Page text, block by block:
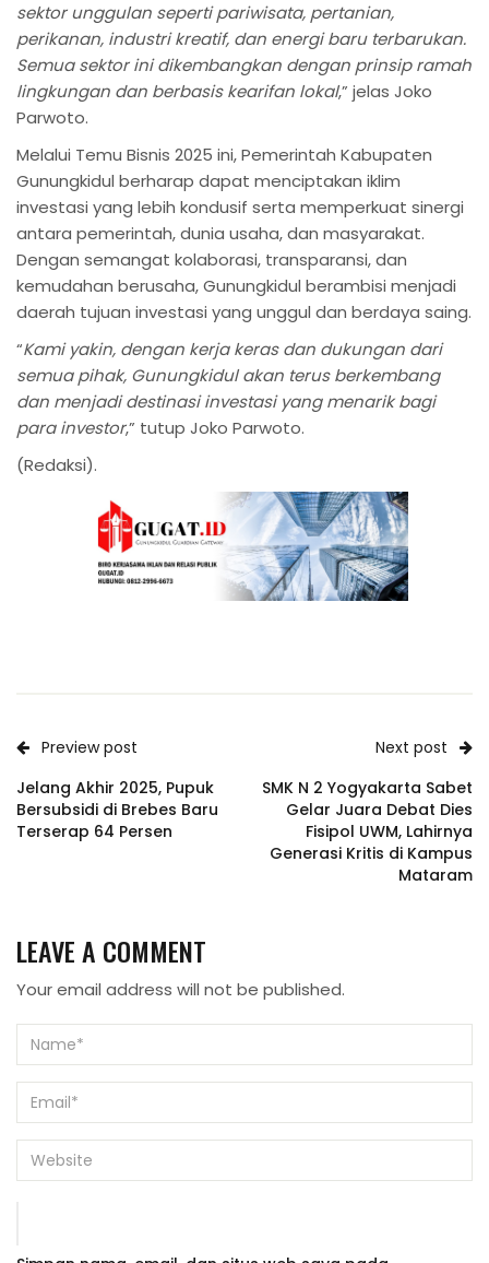
sektor unggulan seperti pariwisata, pertanian,
perikanan, industri kreatif, dan energi baru terbarukan.
Semua sektor ini dikembangkan dengan prinsip ramah
lingkungan dan berbasis kearifan lokal,” jelas Joko
Parwoto.
Melalui Temu Bisnis 2025 ini, Pemerintah Kabupaten
Gunungkidul berharap dapat menciptakan iklim
investasi yang lebih kondusif serta memperkuat sinergi
antara pemerintah, dunia usaha, dan masyarakat.
Dengan semangat kolaborasi, transparansi, dan
kemudahan berusaha, Gunungkidul berambisi menjadi
daerah tujuan investasi yang unggul dan berdaya saing.
“Kami yakin, dengan kerja keras dan dukungan dari
semua pihak, Gunungkidul akan terus berkembang
dan menjadi destinasi investasi yang menarik bagi
para investor,” tutup Joko Parwoto.
(Redaksi).
Preview post
Jelang Akhir 2025, Pupuk
Bersubsidi di Brebes Baru
Terserap 64 Persen
Next post
SMK N 2 Yogyakarta Sabet
Gelar Juara Debat Dies
Fisipol UWM, Lahirnya
Generasi Kritis di Kampus
Mataram
LEAVE A COMMENT
Your email address will not be published.